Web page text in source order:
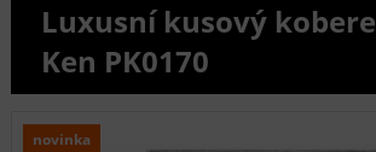
Luxusní kusový
Ken PK0170
novinka